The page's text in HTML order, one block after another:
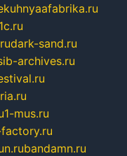
dark-sand.ru
archives.ru
1-mus.ru
bandamn.ru